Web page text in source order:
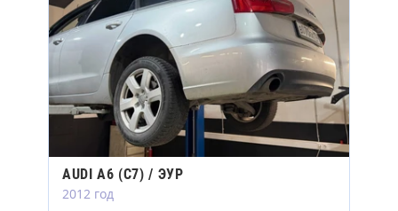
AUDI A6 (C7) / ЭУР
2012 год